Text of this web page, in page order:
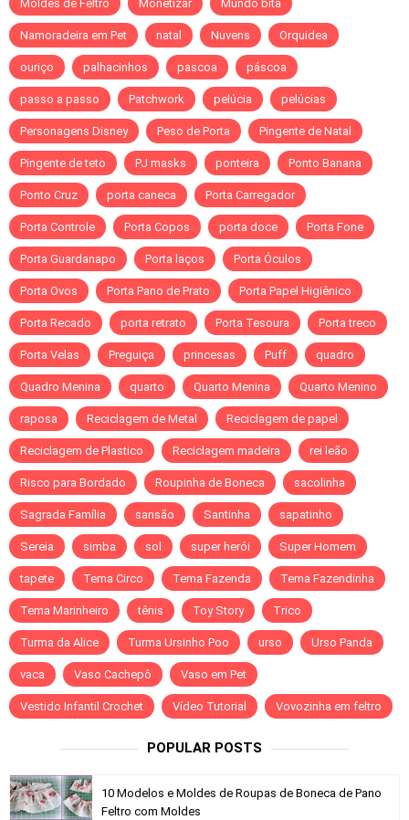
Moldes de Feltro Monetizar Mundo bita
Namoradeira em Pet natal Nuvens Orquidea
ouriço palhacinhos pascoa páscoa
passo a passo Patchwork pelúcia pelúcias
Personagens Disney Peso de Porta Pingente de Natal
Pingente de teto PJ masks ponteira Ponto Banana
Ponto Cruz porta caneca Porta Carregador
Porta Controle Porta Copos porta doce Porta Fone
Porta Guardanapo Porta laços Porta Óculos
Porta Ovos Porta Pano de Prato Porta Papel Higiênico
Porta Recado porta retrato Porta Tesoura Porta treco
Porta Velas Preguiça princesas Puff quadro
Quadro Menina quarto Quarto Menina Quarto Menino
raposa Reciclagem de Metal Reciclagem de papel
Reciclagem de Plastico Reciclagem madeira rei leão
Risco para Bordado Roupinha de Boneca sacolinha
Sagrada Família sansão Santinha sapatinho
Sereia simba sol super herói Super Homem
tapete Tema Circo Tema Fazenda Tema Fazendinha
Tema Marinheiro tênis Toy Story Trico
Turma da Alice Turma Ursinho Poo urso Urso Panda
vaca Vaso Cachepô Vaso em Pet
Vestido Infantil Crochet Vídeo Tutorial Vovozinha em feltro
POPULAR POSTS
10 Modelos e Moldes de Roupas de Boneca de Pano
Feltro com Moldes